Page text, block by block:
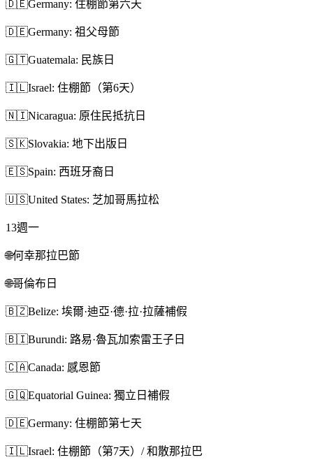
🇩🇪Germany: 住棚節第六天
🇩🇪Germany: 祖父母節
🇬🇹Guatemala: 民族日
🇮🇱Israel: 住棚節（第6天）
🇳🇮Nicaragua: 原住民抵抗日
🇸🇰Slovakia: 地下出版日
🇪🇸Spain: 西班牙裔日
🇺🇸United States: 芝加哥馬拉松
13週一
🌐何幸那拉巴節
🌐哥倫布日
🇧🇿Belize: 埃爾·迪亞·德·拉·拉薩補假
🇧🇮Burundi: 路易·魯瓦加索雷王子日
🇨🇦Canada: 感恩節
🇬🇶Equatorial Guinea: 獨立日補假
🇩🇪Germany: 住棚節第七天
🇮🇱Israel: 住棚節（第7天）/ 和散那拉巴